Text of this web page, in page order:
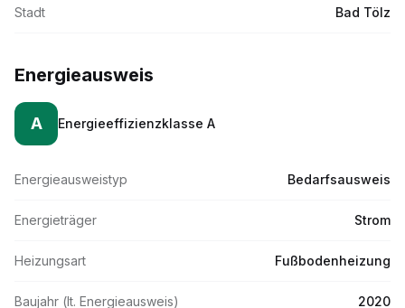
Stadt Bad Tölz
Energieausweis
A Energieeffizienzklasse A
Energieausweistyp Bedarfsausweis
Energieträger Strom
Heizungsart Fußbodenheizung
Baujahr (lt. Energieausweis) 2020